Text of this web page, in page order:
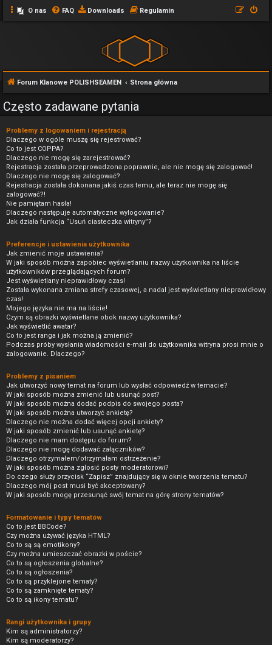
O nas FAQ Downloads Regulamin
Forum Klanowe POLISHSEAMEN Strona główna
Często zadawane pytania
Problemy z logowaniem i rejestracją
Dlaczego w ogóle muszę się rejestrować?
Co to jest COPPA?
Dlaczego nie mogę się zarejestrować?
Rejestracja została przeprowadzona poprawnie, ale nie mogę się zalogować!
Dlaczego nie mogę się zalogować?
Rejestracja została dokonana jakiś czas temu, ale teraz nie mogę się
zalogować?!
Nie pamiętam hasła!
Dlaczego następuje automatyczne wylogowanie?
Jak działa funkcja “Usuń ciasteczka witryny”?
Preferencje i ustawienia użytkownika
Jak zmienić moje ustawienia?
W jaki sposób można zapobiec wyświetlaniu nazwy użytkownika na liście
użytkowników przeglądających forum?
Jest wyświetlany nieprawidłowy czas!
Została wykonana zmiana strefy czasowej, a nadal jest wyświetlany nieprawidłowy
czas!
Mojego języka nie ma na liście!
Czym są obrazki wyświetlane obok nazwy użytkownika?
Jak wyświetlić awatar?
Co to jest ranga i jak można ją zmienić?
Podczas próby wysłania wiadomości e-mail do użytkownika witryna prosi mnie o
zalogowanie. Dlaczego?
Problemy z pisaniem
Jak utworzyć nowy temat na forum lub wysłać odpowiedź w temacie?
W jaki sposób można zmienić lub usunąć post?
W jaki sposób można dodać podpis do swojego posta?
W jaki sposób można utworzyć ankietę?
Dlaczego nie można dodać więcej opcji ankiety?
W jaki sposób zmienić lub usunąć ankietę?
Dlaczego nie mam dostępu do forum?
Dlaczego nie mogę dodawać załączników?
Dlaczego otrzymałem/otrzymałam ostrzeżenie?
W jaki sposób można zgłosić posty moderatorowi?
Do czego służy przycisk “Zapisz” znajdujący się w oknie tworzenia tematu?
Dlaczego mój post musi być akceptowany?
W jaki sposób mogę przesunąć swój temat na górę strony tematów?
Formatowanie i typy tematów
Co to jest BBCode?
Czy można używać języka HTML?
Co to są są emotikony?
Czy można umieszczać obrazki w poście?
Co to są ogłoszenia globalne?
Co to są ogłoszenia?
Co to są przyklejone tematy?
Co to są zamknięte tematy?
Co to są ikony tematu?
Rangi użytkownika i grupy
Kim są administratorzy?
Kim są moderatorzy?